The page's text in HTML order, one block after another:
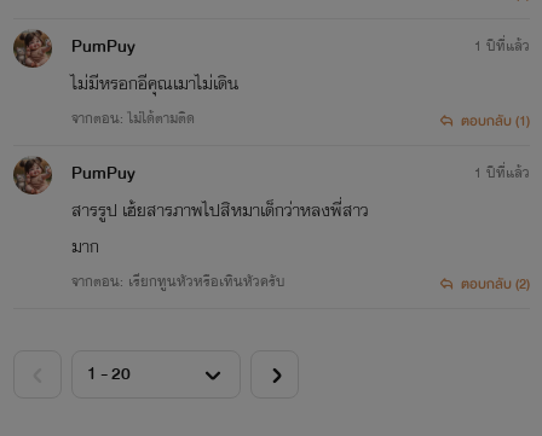
PumPuy
ไม่มีหรอกอีคุณเมาไม่เดิน
จากตอน: ไม่ได้ตามติด
1 ปีที่แล้ว
ตอบกลับ (1)
PumPuy
สารรูป เฮ้ยสารภาพไปสิหมาเด็กว่าหลงพี่สาว
มาก
จากตอน: เรียกทูนหัวหรือเทินหัวครับ
1 ปีที่แล้ว
ตอบกลับ (2)